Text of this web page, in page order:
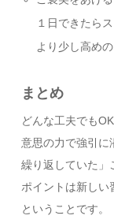
１日できたら
より少し高め
まとめ
どんな工夫でもOK
意思の力で強引に
繰り返していた」
ポイントは新しい
ということです。